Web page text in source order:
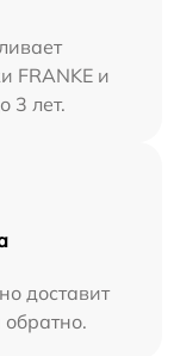
FRANKE и
3 лет.
доставит